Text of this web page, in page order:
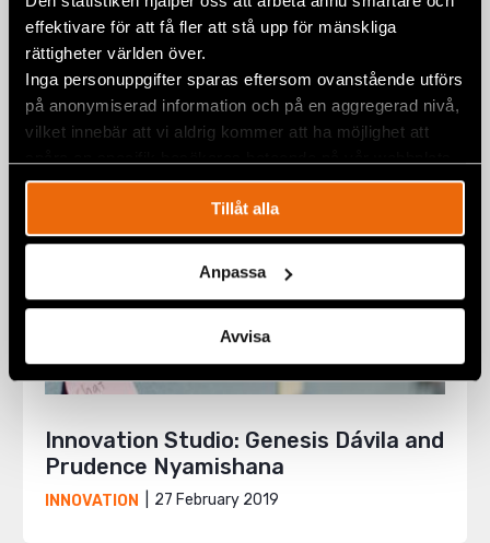
effektivare för att få fler att stå upp för mänskliga
rättigheter världen över.
Inga personuppgifter sparas eftersom ovanstående utförs
på anonymiserad information och på en aggregerad nivå,
vilket innebär att vi aldrig kommer att ha möjlighet att
Tillåt alla
Anpassa
Avvisa
Tweets and How to Spot Them
SECURITY AND INNOVATION
Innovation Studio: Genesis Dávila and
Prudence Nyamishana
INNOVATION 27 February 2019